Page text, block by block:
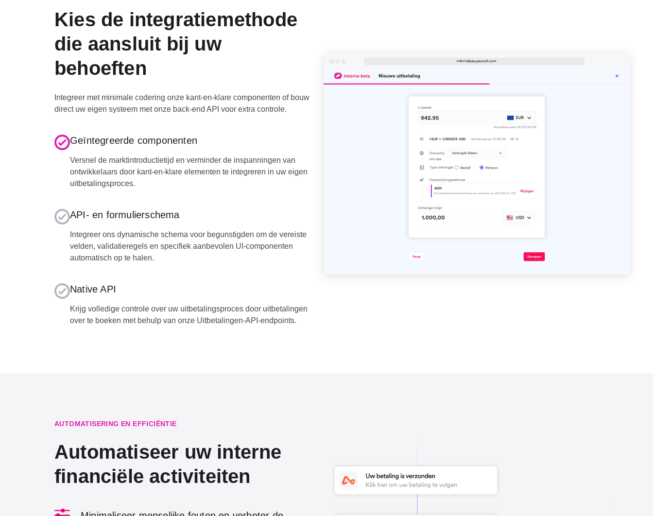
Kies de integratiemethode
die aansluit bij uw
behoeften
Integreer met minimale codering onze kant-en-klare componenten of bouw
direct uw eigen systeem met onze back-end API voor extra controle.
Geïntegreerde componenten
Versnel de marktintroductietijd en verminder de inspanningen van
ontwikkelaars door kant-en-klare elementen te integreren in uw eigen
uitbetalingsproces.
API- en formulierschema
Integreer ons dynamische schema voor begunstigden om de vereiste
velden, validatieregels en specifiek aanbevolen UI-componenten
automatisch op te halen.
Native API
Krijg volledige controle over uw uitbetalingsproces door uitbetalingen
over te boeken met behulp van onze Uitbetalingen-API-endpoints.
AUTOMATISERING EN EFFICIËNTIE
Automatiseer uw interne
financiële activiteiten